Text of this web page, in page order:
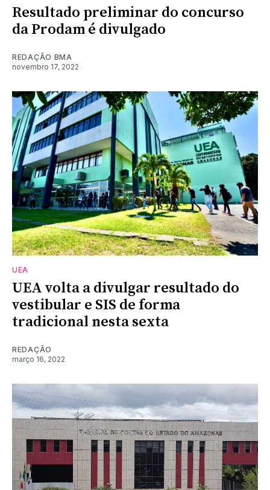
Resultado preliminar do concurso
da Prodam é divulgado
REDAÇÃO BMA
novembro 17, 2022
UEA
UEA volta a divulgar resultado do
vestibular e SIS de forma
tradicional nesta sexta
REDAÇÃO
março 16, 2022